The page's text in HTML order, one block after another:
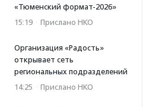
«Тюменский формат-2026»
15:19 · Прислано НКО
Организация «Радость»
открывает сеть
региональных подразделений
14:25 · Прислано НКО